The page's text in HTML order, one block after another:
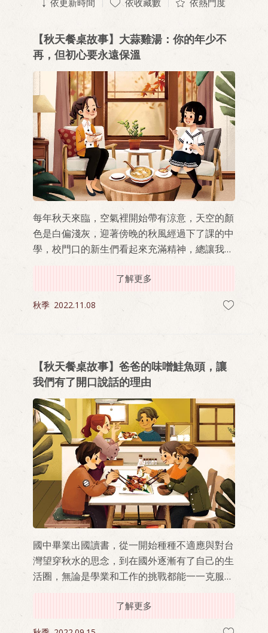
【秋天餐桌故事】大蒜雞湯：你的年少不
再，但初心要永遠保溫
每年秋天來臨，空氣裡開始帶有涼意，天空的顏
色是白偏淺灰，迎著傍晚的秋風經過下了課的中
學，校門口的新生們看起來充滿精神，總讓我想
起十幾歲的青春學生歲月，還有穿著校服一起吃
了解更多
秋季 2022.11.08
【秋天餐桌故事】爸爸的味噌鮭魚頭，讓
我們有了開口說話的理由
國中畢業出國讀書，從一開始種種不適應與對台
灣望穿秋水的思念，到在國外逐漸有了自己的生
活圈，無論是學業和工作的挑戰都能一一克服，
且靠著一股不服輸的精神，踏上這條追求理想生
活和成為理想自我的叛逆路上。
了解更多